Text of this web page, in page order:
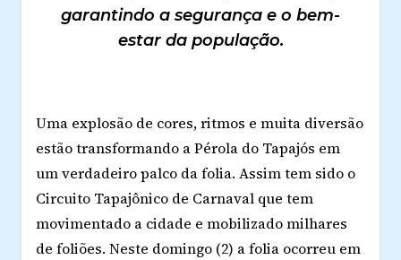
garantindo a segurança e o bem-
estar da população.
Uma explosão de cores, ritmos e muita diversão
estão transformando a Pérola do Tapajós em
um verdadeiro palco da folia. Assim tem sido o
Circuito Tapajônico de Carnaval que tem
movimentado a cidade e mobilizado milhares
de foliões. Neste domingo (2) a folia ocorreu em